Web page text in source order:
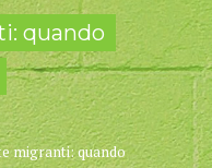
quando
migranti: quando